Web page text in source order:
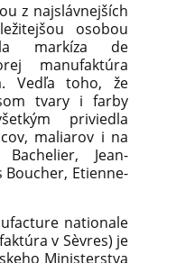
z najslávnejších
osobou
markíza de
manufaktúra
Vedľa toho, že
tvary i farby
priviedla
maliarov i na
Bachelier, Jean-
Boucher, Etienne-
nationale
v Sèvres) je
Ministerstva